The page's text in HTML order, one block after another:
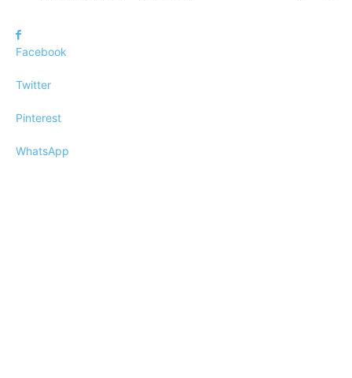
Facebook
Twitter
Pinterest
WhatsApp